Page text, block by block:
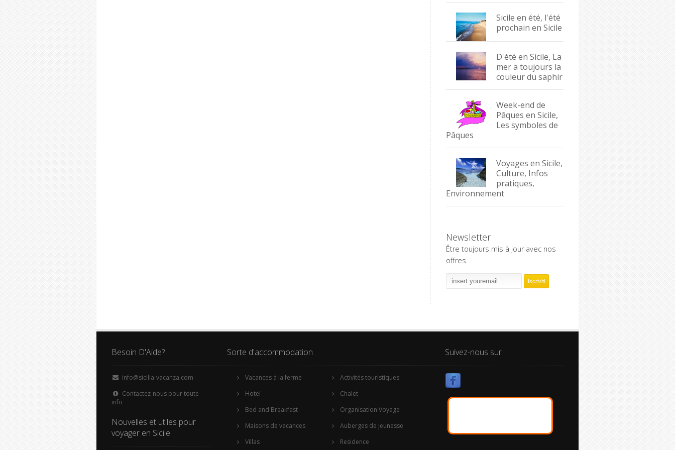
Sicile en été, l'été
prochain en Sicile
D'été en Sicile, La
mer a toujours la
couleur du saphir
Week-end de
Pâques en Sicile,
Les symboles de
Pâques
Voyages en Sicile,
Culture, Infos
pratiques,
Environnement
Newsletter
Être toujours mis à jour avec nos
offres
Besoin D'Aide?
info@sicilia-vacanza.com
Contactez-nous pour toute
info
Nouvelles et utiles pour
voyager en Sicile
Sorte d'accommodation
Vacances à la ferme
Hotel
Bed and Breakfast
Maisons de vacances
Villas
Activités touristiques
Chalet
Organisation Voyage
Auberges de jeunesse
Residence
Suivez-nous sur